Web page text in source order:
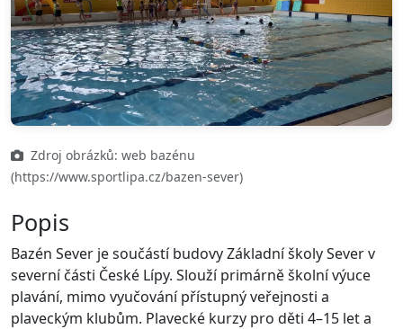
Zdroj obrázků: web bazénu
(https://www.sportlipa.cz/bazen-sever)
Popis
Bazén Sever je součástí budovy Základní školy Sever v
severní části České Lípy. Slouží primárně školní výuce
plavání, mimo vyučování přístupný veřejnosti a
plaveckým klubům. Plavecké kurzy pro děti 4–15 let a